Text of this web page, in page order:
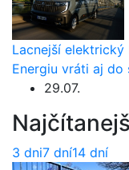
Lacnejší elektrický
Energiu vráti aj do
29.07.
3 dni7 dní14 dní